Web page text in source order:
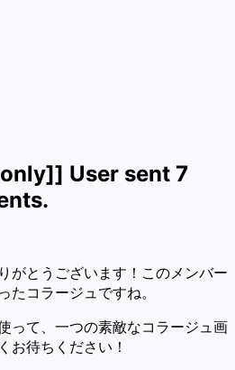
User sent 7
がとうございます！このメンバー
たコラージュですね。
って、一つの素敵なコラージュ画
お待ちください！